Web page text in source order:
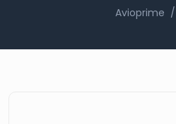
Avioprime